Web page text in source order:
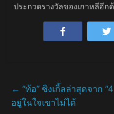
ประกวดรางวัลของเกาหลีอีก
← “ท้อ” ซิงเกิ้ลล่าสุดจาก
อยู่ในใจเขาไม่ได้